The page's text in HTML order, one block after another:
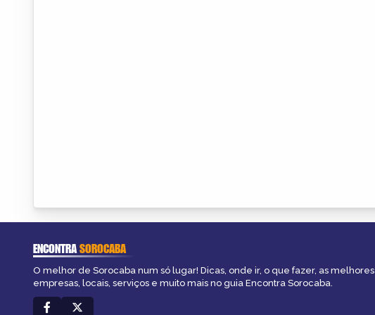
ENCONTRASOROCABA
O melhor de Sorocaba num só lugar! Dicas, onde ir, o que fazer, as melhores
empresas, locais, serviços e muito mais no guia Encontra Sorocaba.